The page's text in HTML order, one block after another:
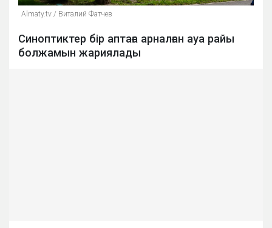
Аlmaty.tv / Виталий Фатчев
Синоптиктер бір аптаға арналған ауа райы
болжамын жариялады